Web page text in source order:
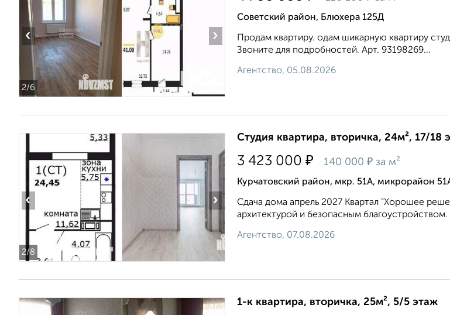
2/6
‹ ›
Советский район, Блюхера 125Д
Продам квартиру. одам шикарную квартиру
Звоните для подробностей. Арт. 93198269...
Агентство, 05.08.2026
2/8
‹ ›
Студия квартира, вторичка, 24м², 17/18
3 423 000 ₽ 140 000 ₽ за м²
Курчатовский район, мкр. 51А, микрорайон
Сдача дома апрель 2027 Квартал "Хорошее
архитектурой и безопасным
Агентство, 07.08.2026
1-к квартира, вторичка, 25м², 5/5 этаж